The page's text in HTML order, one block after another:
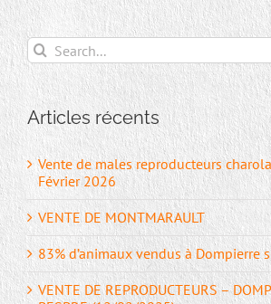
Search
for:
Articles récents
Vente de males reproducteurs
Février 2026
VENTE DE MONTMARAULT
83% d’animaux vendus à Dompierre
VENTE DE REPRODUCTEURS –